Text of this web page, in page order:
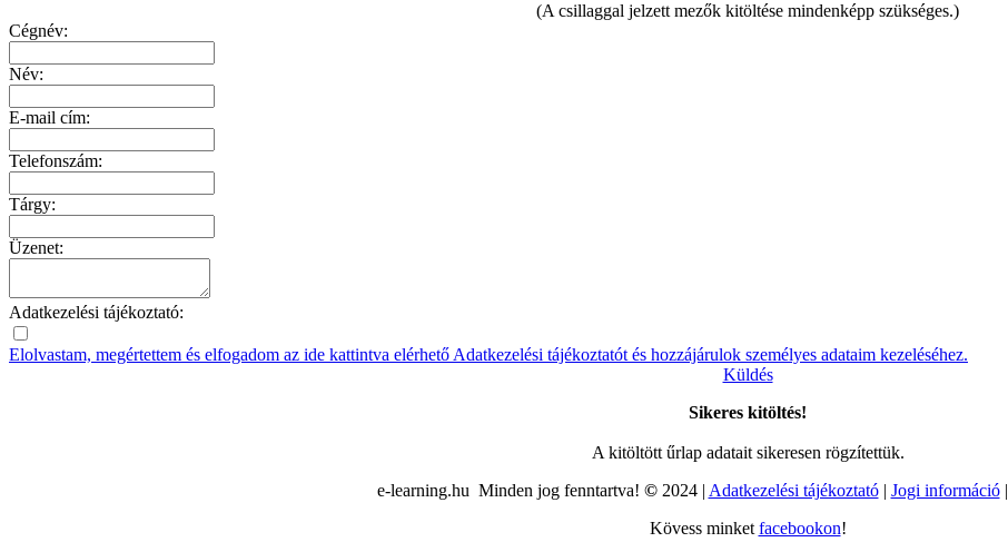
(A csillaggal jelzett mezők kitöltése mindenképp szükséges.)
Cégnév:
Név:
E-mail cím:
Telefonszám:
Tárgy:
Üzenet:
Adatkezelési tájékoztató:
Elolvastam, megértettem és elfogadom az ide kattintva elérhető Adatkezelési tájékoztatót és hozzájárulok személyes adataim kezeléséhez.
Küldés
Sikeres kitöltés!
A kitöltött űrlap adatait sikeresen rögzítettük.
e-learning.hu Minden jog fenntartva! © 2024 | Adatkezelési tájékoztató| Jogi információ|
Kövess minket facebookon!